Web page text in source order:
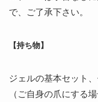
で、ご了承下さい。
【持ち物】
ジェルの基本セット
（ご自身の爪にする